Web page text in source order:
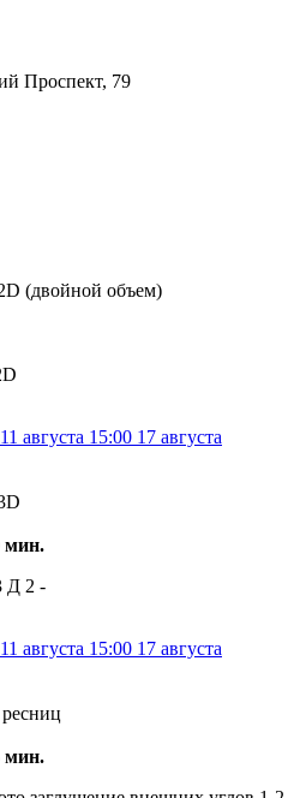
Проспект, 79
(двойной объем)
11 августа 15:00 17 августа
мин.
Д 2 -
11 августа 15:00 17 августа
мин.